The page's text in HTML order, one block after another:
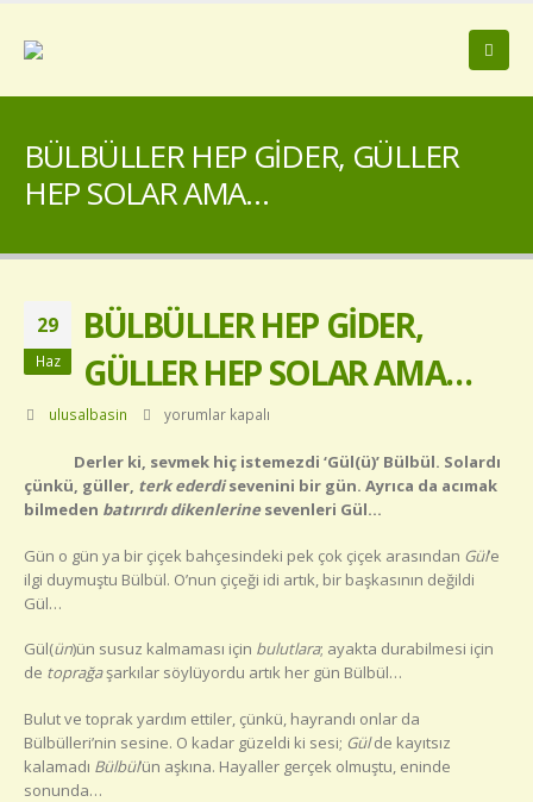
BÜLBÜLLER HEP GİDER, GÜLLER
HEP SOLAR AMA…
29
Haz
BÜLBÜLLER HEP GİDER,
GÜLLER HEP SOLAR AMA…
ulusalbasin
BÜLBÜLLER
GİDER,
GÜLLER
HEP
AMA…
için
yorumlar kapalı
Derler ki, sevmek hiç istemezdi ‘Gül(ü)’ Bülbül. Solardı
çünkü, güller, terk ederdisevenini bir gün. Ayrıca da acımak
bilmeden batırırdı dikenlerinesevenleri Gül…
Gün o gün ya bir çiçek bahçesindeki pek çok çiçek arasından Gül’e
ilgi duymuştu Bülbül. O’nun çiçeği idi artık, bir başkasının değildi
Gül…
Gül(ün)ün susuz kalmaması için bulutlara; ayakta durabilmesi için
de toprağaşarkılar söylüyordu artık her gün Bülbül…
Bulut ve toprak yardım ettiler, çünkü, hayrandı onlar da
Bülbülleri’nin sesine. O kadar güzeldi ki sesi; Gülde kayıtsız
kalamadı Bülbül’ün aşkına. Hayaller gerçek olmuştu, eninde
sonunda…